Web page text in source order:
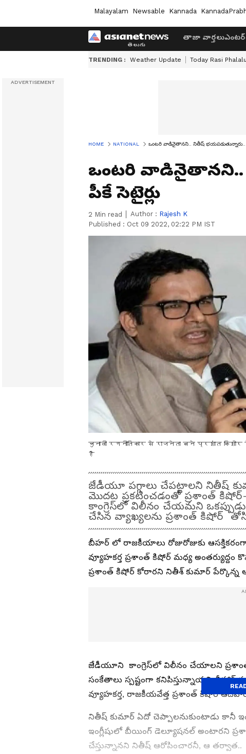
Malayalam Newsable Kannada
తాజా వార్తలు
TRENDING : Weather Update Today Rasi Phalalu
HOME NATIONAL ఒంటరి వాడినైతానని.. నితీష్ భయపడుతున్నారు..
ఒంటరి వాడినైతానని..
పీకే సెటైర్లు
2 Min read Author : Rajesh K
Published : Oct 09 2022, 02:22 PM IST
चुनावी रणनीतिकार से राजनेता बने प्रशांत
है
జేడీయూ పగ్గాలు చేపట్టాలని నితీష్
మొదట ప్రకటించడంతో ప్రశాంత్
కాంగ్రెస్‌లో విలీనం చేయమని
చేసిన‌ వ్యాఖ్య‌ల‌ను ప్ర‌శాంత్ కిషోర్
బీహర్ లో రాజకీయాలు రోజురోజుకు
వ్యూహకర్త ప్రశాంత్ కిషోర్ మధ్య
ప్రశాంత్‌ కిషోర్‌ కోరారని నితీశ్‌ కుమార్‌ పేర్కొన్న‌
జేడీయూని కాంగ్రెస్‌లో విలీనం చేయాలని ప్రశాంత్
సంకేతాలు స్పష్టంగా కనిపిస్తున్నాయని బీహార్
వ్యూహకర్త, రాజకీయవేత్త ప్రశాంత్ కిషోర్
నితీష్ కుమార్ ఏదో చెప్పాలనుకుంటాడు కానీ
ఇంగ్లీషులో బీయింగ్ డెల్యూషనల్ అంటారని
చేస్తున్నానని నితీష్ ఆరోపించారనీ, ఆ